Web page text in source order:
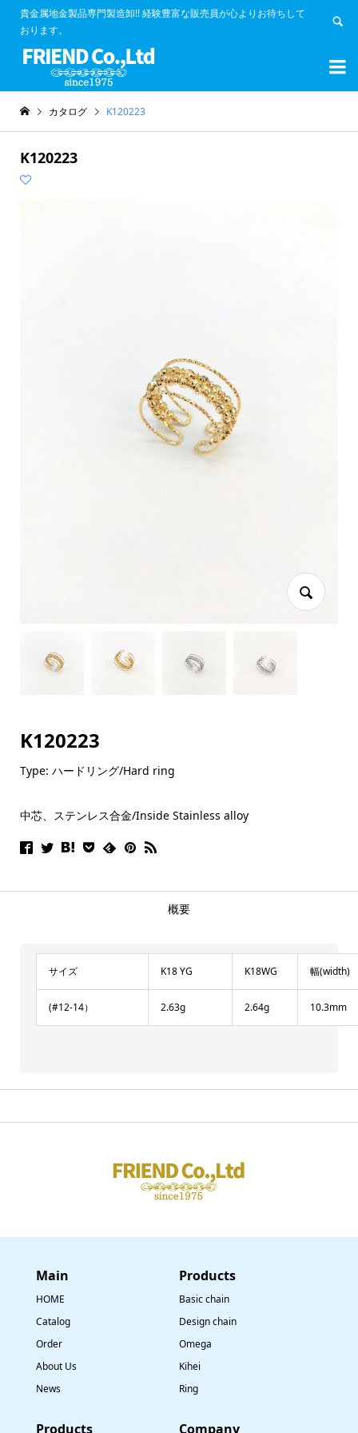
貴金属地金製品専門製造卸!! 経験豊富な販売員が心よりお待ちして
おります。


カタログ K120223
K120223
K120223
Type: ハードリング/Hard ring
中芯、ステンレス合金/Inside Stainless alloy
概要
サイズ K18 YG K18WG 幅(width)
(#12-14） 2.63g 2.64g 10.3mm
Main
HOME
Catalog
Order
About Us
News
​Products
Basic chain
Design chain
Omega
Kihei
Ring
​Products Company